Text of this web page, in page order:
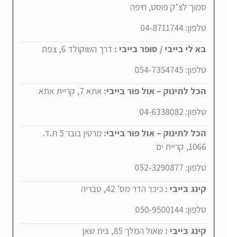
סמוך לצ’ק פוסט, חיפה
טלפון:
04-8711744
בא לי בייבי / סופר בייבי : דרך השוקולד 6, צפת
טלפון: 054-7354745
הכל לתינוק – אול פור בייבי: אתא 7, קריית אתא
טלפון: 04-6338082
הכל לתינוק – אול פור בייבי:
מרטין בובר 5 ת.ד.
1066, קריית ים
טלפון: 052-3290877
קינג בייבי : כיכר הדר מס’ 42, טבריה
טלפון: 050-9500144
קינג בייבי : שאול המלך 85, בית שאן